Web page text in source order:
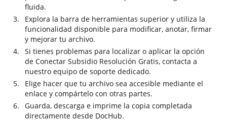
fluida.
Explora la barra de herramientas superior y utiliza la
funcionalidad disponible para modificar, anotar, firmar
y mejorar tu archivo.
Si tienes problemas para localizar o aplicar la opción
de Conectar Subsidio Resolución Gratis, contacta a
nuestro equipo de soporte dedicado.
Elige hacer que tu archivo sea accesible mediante el
enlace y compártelo con otras partes.
Guarda, descarga e imprime la copia completada
directamente desde DocHub.